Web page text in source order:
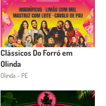
Clássicos Do Forró em
Olinda
Olinda - PE